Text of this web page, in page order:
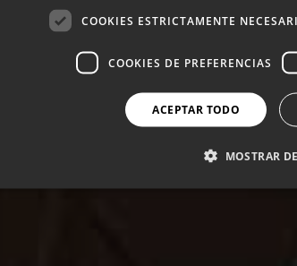
COOKIES ESTRICTAMENTE
COOKIES DE PREFERENCIAS
ACEPTAR TODO
MOSTRAR